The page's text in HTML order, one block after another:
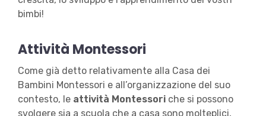
bimbi!
Attività Montessori
Come già detto relativamente alla Casa dei
Bambini Montessori e all’organizzazione del suo
contesto, le attività Montessori che si possono
svolgere sia a scuola che a casa sono molteplici,